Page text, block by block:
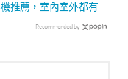
推薦，室內室外都有完
Recommended by